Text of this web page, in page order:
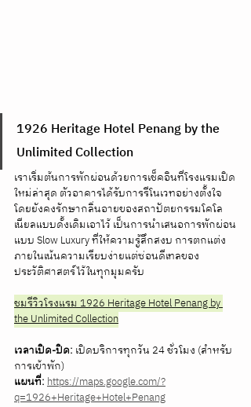
1926 Heritage Hotel Penang by the
Unlimited Collection
เราเริ่มต้นการพักผ่อนด้วยการเช็คอินที่โรงแรมเปิด
ใหม่ล่าสุด ตัวอาคารได้รับการรีโนเวทอย่างตั้งใจ
โดยยังคงรักษากลิ่นอายของสถาปัตยกรรมโคโล
เนียลแบบดั้งเดิมเอาไว้ เป็นการนำเสนอการพักผ่อน
แบบ Slow Luxury ที่ให้ความรู้สึกสงบ การตกแต่ง
ภายในเน้นความเรียบง่ายแต่ซ่อนดีเทลของ
ประวัติศาสตร์ไว้ในทุกมุมครับ
ชมรีวิวโรงแรม 1926 Heritage Hotel Penang by
the Unlimited Collection
เวลาเปิด-ปิด: เปิดบริการทุกวัน 24 ชั่วโมง (สำหรับ
การเข้าพัก)
แผนที่:https://maps.google.com/?
q=1926+Heritage+Hotel+Penang